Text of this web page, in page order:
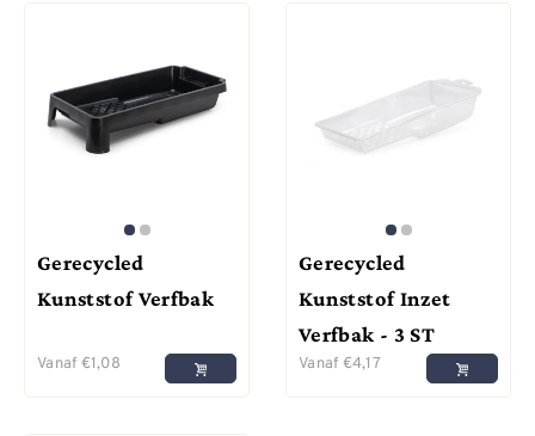
Gerecycled
Kunststof Verfbak
Vanaf €1,08
Gerecycled
Kunststof Inzet
Verfbak - 3 ST
Vanaf €4,17